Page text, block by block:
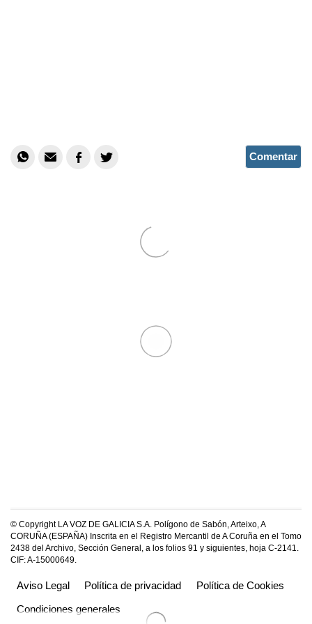
Comentar
© Copyright LA VOZ DE GALICIA S.A. Polígono de Sabón, Arteixo, A
CORUÑA (ESPAÑA) Inscrita en el Registro Mercantil de A Coruña en el Tomo
2438 del Archivo, Sección General, a los folios 91 y siguientes, hoja C-2141.
CIF: A-15000649.
Aviso Legal Política de privacidad Política de Cookies
Condiciones generales